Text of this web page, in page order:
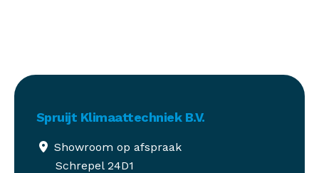
Spruijt Klimaattechniek B.V.
Showroom op afspraak
Schrepel 24D1